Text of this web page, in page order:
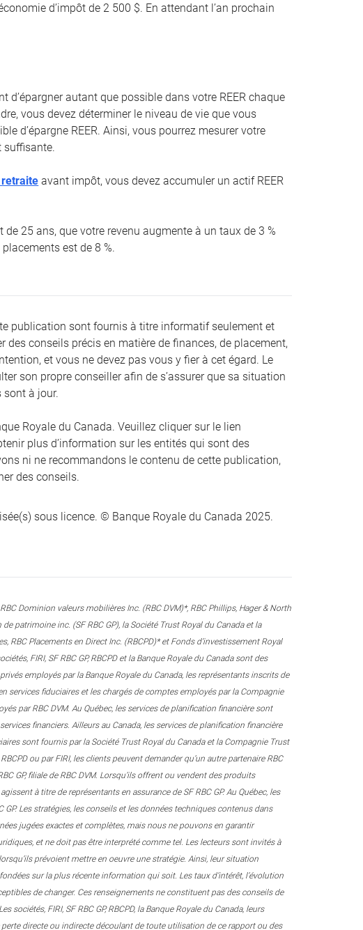
d’impôt de 2 500 $. En attendant l’an prochain
autant que possible dans votre REER chaque
vous devez déterminer le niveau de vie que vous
d’épargne REER. Ainsi, vous pourrez mesurer votre
suffisante.
avant impôt, vous devez accumuler un actif REER
25 ans, que votre revenu augmente à un taux de 3 %
est de 8 %.
publication sont fournis à titre informatif seulement et
conseils précis en matière de finances, de placement,
et vous ne devez pas vous y fier à cet égard. Le
son propre conseiller afin de s’assurer que sa situation
à jour.
Royale du Canada. Veuillez cliquer sur le lien
plus d’information sur les entités qui sont des
ni ne recommandons le contenu de cette publication,
des conseils.
sous licence. © Banque Royale du Canada 2025.
Dominion valeurs mobilières Inc. (RBC DVM)*, RBC Phillips, Hager & North
patrimoine inc. (SF RBC GP), la Société Trust Royal du Canada et la
RBC Placements en Direct Inc. (RBCPD)* et Fonds d’investissement Royal
FIRI, SF RBC GP, RBCPD et la Banque Royale du Canada sont des
employés par la Banque Royale du Canada, les représentants inscrits de
services fiduciaires et les chargés de comptes employés par la Compagnie
par RBC DVM. Au Québec, les services de planification financière sont
financiers. Ailleurs au Canada, les services de planification financière
sont fournis par la Société Trust Royal du Canada et la Compagnie Trust
ou par FIRI, les clients peuvent demander qu’un autre partenaire RBC
GP, filiale de RBC DVM. Lorsqu’ils offrent ou vendent des produits
à titre de représentants en assurance de SF RBC GP. Au Québec, les
Les stratégies, les conseils et les données techniques contenus dans
jugées exactes et complètes, mais nous ne pouvons en garantir
et ne doit pas être interprété comme tel. Les lecteurs sont invités à
prévoient mettre en oeuvre une stratégie. Ainsi, leur situation
sur la plus récente information qui soit. Les taux d’intérêt, l’évolution
de changer. Ces renseignements ne constituent pas des conseils de
FIRI, SF RBC GP, RBCPD, la Banque Royale du Canada, leurs
directe ou indirecte découlant de toute utilisation de ce rapport ou des